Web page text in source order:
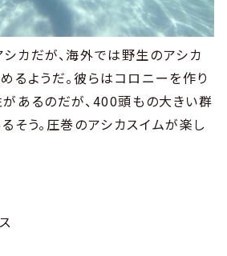
カだが、海外では野生のアシカ
るようだ。彼らはコロニーを作り
あるのだが、400頭もの大きい群
そう。圧巻のアシカスイムが楽し